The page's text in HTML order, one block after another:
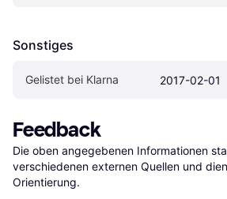
Sonstiges
Gelistet bei Klarna 2017-02-01
Feedback
Die oben angegebenen Informationen
verschiedenen externen Quellen und
Orientierung.